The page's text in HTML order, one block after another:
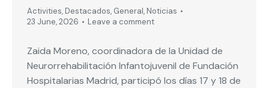
Activities, Destacados, General, Noticias
23 June, 2026
Leave a comment
Zaida Moreno, coordinadora de la Unidad de
Neurorrehabilitación Infantojuvenil de Fundación
Hospitalarias Madrid, participó los días 17 y 18 de